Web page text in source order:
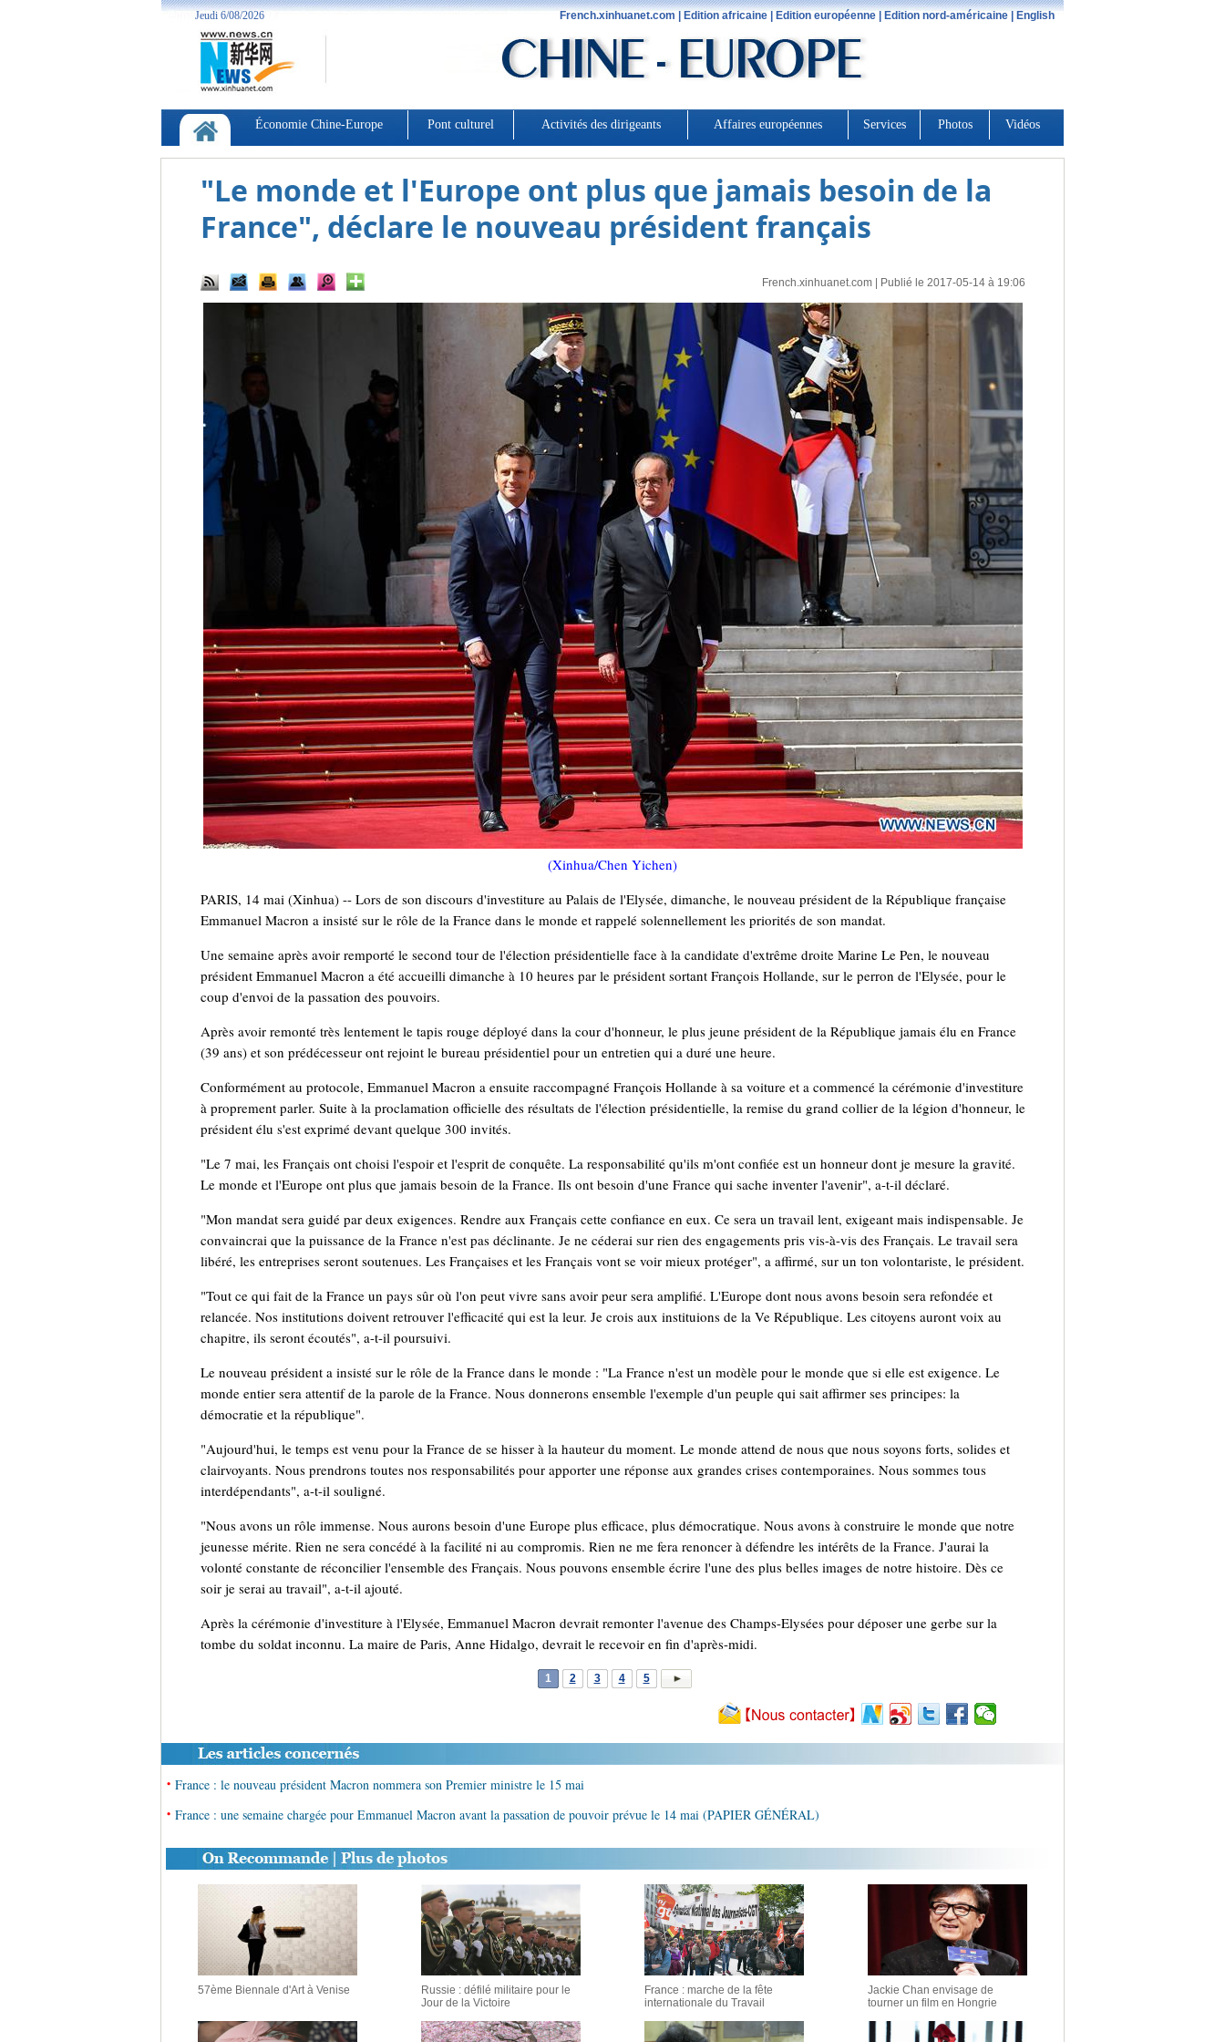
"Le monde et l'Europe ont plus que jamais besoin de la
France", déclare le nouveau président français
French.xinhuanet.com| Publié le 2017-05-14 à 19:06
(Xinhua/Chen Yichen)
PARIS, 14 mai (Xinhua) -- Lors de son discours d'investiture au Palais de l'Elysée, dimanche, le nouveau président de la République française
Emmanuel Macron a insisté sur le rôle de la France dans le monde et rappelé solennellement les priorités de son mandat.
Une semaine après avoir remporté le second tour de l'élection présidentielle face à la candidate d'extrême droite Marine Le Pen, le nouveau
président Emmanuel Macron a été accueilli dimanche à 10 heures par le président sortant François Hollande, sur le perron de l'Elysée, pour le
coup d'envoi de la passation des pouvoirs.
Après avoir remonté très lentement le tapis rouge déployé dans la cour d'honneur, le plus jeune président de la République jamais élu en France
(39 ans) et son prédécesseur ont rejoint le bureau présidentiel pour un entretien qui a duré une heure.
Conformément au protocole, Emmanuel Macron a ensuite raccompagné François Hollande à sa voiture et a commencé la cérémonie d'investiture
à proprement parler. Suite à la proclamation officielle des résultats de l'élection présidentielle, la remise du grand collier de la légion d'honneur, le
président élu s'est exprimé devant quelque 300 invités.
"Le 7 mai, les Français ont choisi l'espoir et l'esprit de conquête. La responsabilité qu'ils m'ont confiée est un honneur dont je mesure la gravité.
Le monde et l'Europe ont plus que jamais besoin de la France. Ils ont besoin d'une France qui sache inventer l'avenir", a-t-il déclaré.
"Mon mandat sera guidé par deux exigences. Rendre aux Français cette confiance en eux. Ce sera un travail lent, exigeant mais indispensable. Je
convaincrai que la puissance de la France n'est pas déclinante. Je ne céderai sur rien des engagements pris vis-à-vis des Français. Le travail sera
libéré, les entreprises seront soutenues. Les Françaises et les Français vont se voir mieux protéger", a affirmé, sur un ton volontariste, le président.
"Tout ce qui fait de la France un pays sûr où l'on peut vivre sans avoir peur sera amplifié. L'Europe dont nous avons besoin sera refondée et
relancée. Nos institutions doivent retrouver l'efficacité qui est la leur. Je crois aux instituions de la Ve République. Les citoyens auront voix au
chapitre, ils seront écoutés", a-t-il poursuivi.
Le nouveau président a insisté sur le rôle de la France dans le monde : "La France n'est un modèle pour le monde que si elle est exigence. Le
monde entier sera attentif de la parole de la France. Nous donnerons ensemble l'exemple d'un peuple qui sait affirmer ses principes: la
démocratie et la république".
"Aujourd'hui, le temps est venu pour la France de se hisser à la hauteur du moment. Le monde attend de nous que nous soyons forts, solides et
clairvoyants. Nous prendrons toutes nos responsabilités pour apporter une réponse aux grandes crises contemporaines. Nous sommes tous
interdépendants", a-t-il souligné.
"Nous avons un rôle immense. Nous aurons besoin d'une Europe plus efficace, plus démocratique. Nous avons à construire le monde que notre
jeunesse mérite. Rien ne sera concédé à la facilité ni au compromis. Rien ne me fera renoncer à défendre les intérêts de la France. J'aurai la
volonté constante de réconcilier l'ensemble des Français. Nous pouvons ensemble écrire l'une des plus belles images de notre histoire. Dès ce
soir je serai au travail", a-t-il ajouté.
Après la cérémonie d'investiture à l'Elysée, Emmanuel Macron devrait remonter l'avenue des Champs-Elysées pour déposer une gerbe sur la
tombe du soldat inconnu. La maire de Paris, Anne Hidalgo, devrait le recevoir en fin d'après-midi.
1 2 3 4 5
• France : le nouveau président Macron nommera son Premier ministre le 15 mai
• France : une semaine chargée pour Emmanuel Macron avant la passation de pouvoir prévue le 14 mai (PAPIER GÉNÉRAL)
57ème Biennale d'Art à Venise
Russie : défilé militaire pour le
Jour de la Victoire
France : marche de la fête
internationale du Travail
Jackie Chan envisage de
tourner un film en Hongrie